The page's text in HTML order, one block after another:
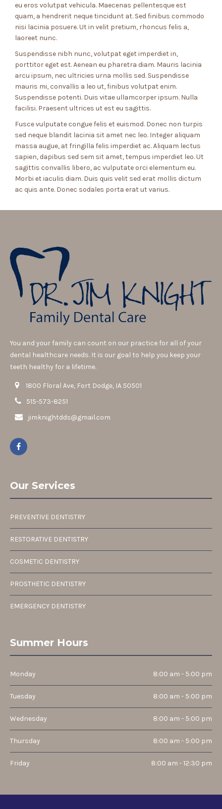
eu eros volutpat vehicula. Maecenas pellentesque est
quam, a hendrerit neque tincidunt at. Sed finibus commodo
nisi lacinia posuere. Ut in velit pretium, rhoncus felis a,
laoreet nunc.
Suspendisse nibh nunc, volutpat eget imperdiet in,
porttitor eget est. Aenean eu pharetra diam. Mauris lacinia
arcu ipsum, nec ultricies urna mollis sed. Suspendisse
mauris mi, convallis a leo ut, finibus volutpat enim.
Suspendisse potenti. Duis vitae ullamcorper ipsum. Nulla
facilisi. Praesent ultrices ut est eu sagittis.
Fusce vulputate congue felis et euismod. Donec non turpis
sed neque blandit lacinia sit amet nec leo. Integer aliquam
massa augue, at fringilla felis imperdiet ac. Aliquam lectus
sapien, dapibus sed sem sit amet, tempus imperdiet leo. Ut
sagittis convallis libero, ac vulputate orci elementum eu.
Morbi et iaculis diam. Duis quis velit sed erat mollis dictum
ac quis ante. Donec sodales porta erat ut varius.
You and your family can count on our practice for all of your
dental healthcare needs. It is our goal to help you keep your
teeth healthy for a lifetime.
1800 Floral Ave, Fort Dodge, IA 50501
515-573-8251
jimknightdds@gmail.com
Our Services
PREVENTIVE DENTISTRY
RESTORATIVE DENTISTRY
COSMETIC DENTISTRY
PROSTHETIC DENTISTRY
EMERGENCY DENTISTRY
Summer Hours
Monday 8:00 am - 5:00 pm
Tuesday 8:00 am - 5:00 pm
Wednesday 8:00 am - 5:00 pm
Thursday 8:00 am - 5:00 pm
Friday 8:00 am - 12:30 pm